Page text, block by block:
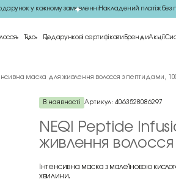
у кожному замовленніНакладений платіж без
Тіло Подарункові сертифікати БрендиАкції
маска для живлення волосся з пептидами,
В наявності Артикул: 4063528086297
NEQI Peptide
живлення
Інтенсивна маска з малеїновою
хвилини.